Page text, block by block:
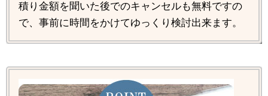
積り金額を聞いた後でのキャンセルも無料ですの
で、事前に時間をかけてゆっくり検討出来ます。